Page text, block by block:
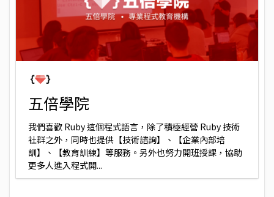
五倍學院
我們喜歡 Ruby 這個程式語言，除了積極經營 Ruby 技術
社群之外，同時也提供【技術諮詢】、【企業內部培
訓】、【教育訓練】等服務。另外也努力開班授課，協助
更多人進入程式開...